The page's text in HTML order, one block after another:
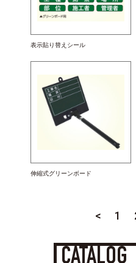
表示貼り替えシール
伸縮式グリーンボード
< 1